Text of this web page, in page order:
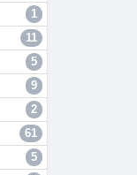
1
11
5
9
2
61
5